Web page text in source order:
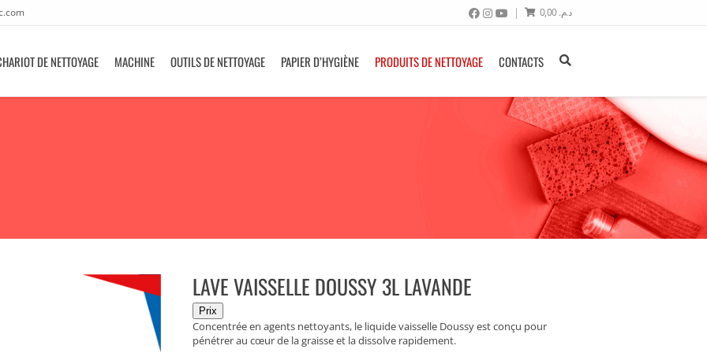
د.م.0,00
DE NETTOYAGE MACHINE OUTILS DE NETTOYAGE PAPIER D’HYGIÈNE PRODUITS DE NETTOYAGE CONTACTS
LAVE VAISSELLE DOUSSY 3L LAVANDE
Concentrée en agents nettoyants, le liquide vaisselle Doussy est conçu pour
pénétrer au cœur de la graisse et la dissolve rapidement.